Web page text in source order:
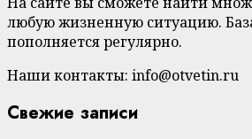
любую жизненную ситуацию.
пополняется регулярно.
Наши контакты: info@otvetin.ru
Свежие записи